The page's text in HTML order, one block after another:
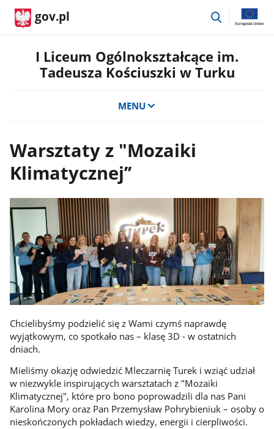
gov.pl
przejdź
I Liceum Ogólnokształcące im.
Tadeusza Kościuszki w Turku
MENU
Warsztaty z "Mozaiki
Klimatycznej’’
Chcielibyśmy podzielić się z Wami czymś naprawdę
wyjątkowym, co spotkało nas – klasę 3D - w ostatnich
dniach.
Mieliśmy okazję odwiedzić Mleczarnię Turek i wziąć udział
w niezwykle inspirujących warsztatach z "Mozaiki
Klimatycznej", które pro bono poprowadzili dla nas Pani
Karolina Mory oraz Pan Przemysław Pohrybieniuk – osoby o
nieskończonych pokładach wiedzy, energii i cierpliwości.